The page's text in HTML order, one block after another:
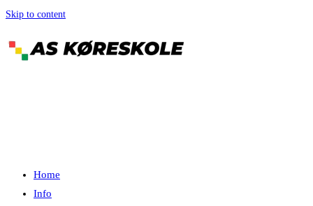
Skip to content
Home
Info